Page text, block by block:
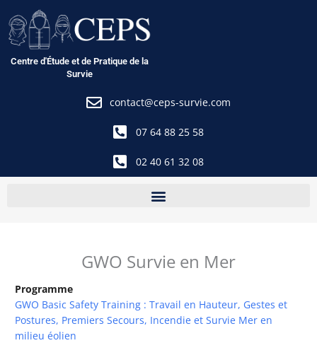
au
contenu
Centre d'Étude et de Pratique de la
Survie
contact@ceps-survie.com
07 64 88 25 58
02 40 61 32 08
GWO Survie en Mer
Programme
GWO Basic Safety Training : Travail en Hauteur, Gestes et
Postures, Premiers Secours, Incendie et Survie Mer en
milieu éolien